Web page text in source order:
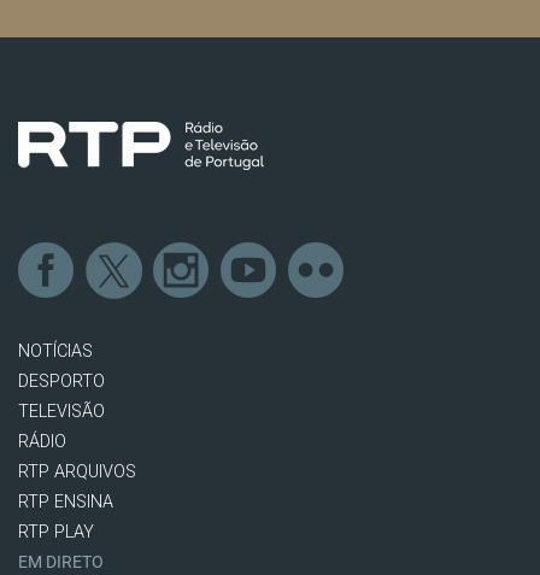
NOTÍCIAS
DESPORTO
TELEVISÃO
RÁDIO
RTP ARQUIVOS
RTP ENSINA
RTP PLAY
EM DIRETO